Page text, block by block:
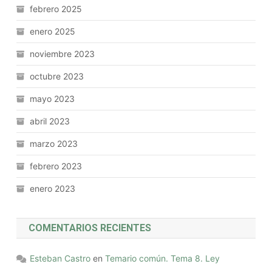
febrero 2025
enero 2025
noviembre 2023
octubre 2023
mayo 2023
abril 2023
marzo 2023
febrero 2023
enero 2023
COMENTARIOS RECIENTES
Esteban Castro enTemario común. Tema 8. Ley